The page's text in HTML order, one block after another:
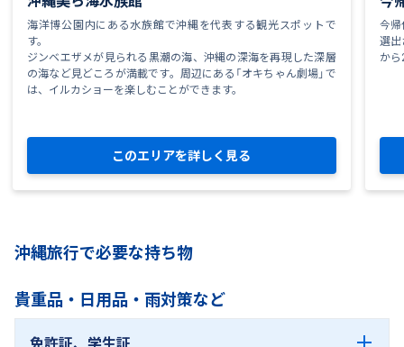
海洋博公園内にある水族館で沖縄を代表する観光スポットで
す。
ジンベエザメが見られる黒潮の海、沖縄の深海を再現した深層
の海など見どころが満載です。周辺にある「オキちゃん劇場」で
は、イルカショーを楽しむことができます。
このエリアを詳しく見る
今
選
か
沖縄旅行で必要な持ち物
貴重品・日用品・雨対策など
免許証、学生証